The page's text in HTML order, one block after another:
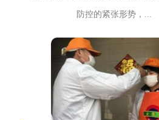
防控的紧张形势，...